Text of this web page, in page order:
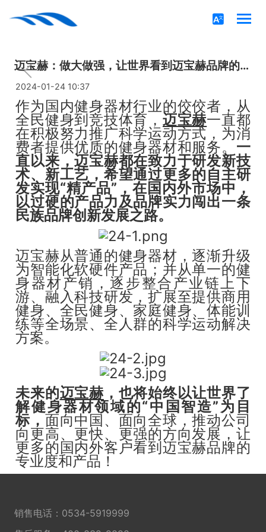
迈宝赫：做大做强，让世界看到迈宝赫品牌的专业度和产品力！
2024-01-24 10:37
作为国内健身器材行业的佼佼者，从
全民健身到竞技体育， 迈宝赫一直都
在积极努力推广科学运动方式，为消
费者提供优质的健身器材和服务。 一
直以来，迈宝赫都在致力于研发新技
术、新工艺，希望通过更多的自主研
发实现“精产品”，在国内外市场中，
以过硬的产品力及品牌实力闯出一条
民族品牌创新发展之路。
迈宝赫从普通的健身器材，逐渐升级
为智能化软硬件产品；并从单一的健
身器材产销，逐步整合产业链上下
游、融入科技研发，扩展至提供商用
健身、全民健身、家庭健身、体能训
练等全场景、全人群的科学运动解决
方案。
未来的迈宝赫 ，也将始终以让世界了
解健身器材领域的“中国智造”为目
标， 面向中国、面向全球，推动公司
向更高、更快、更强的方向发展，让
更多的国内外客户看到迈宝赫品牌的
专业度和产品！
销售电话： 0534-5919999